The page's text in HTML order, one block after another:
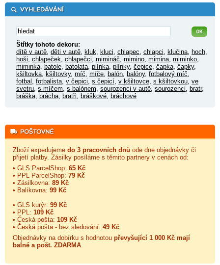
Štítky tohoto dekoru:
dítě v autě děti v autě kluk kluci chlapec chlapci klučina hoch
hoši chlapeček chlapečci mimináč mimino mimina miminko
miminka batole batolata plínka plínky, čepice čapka čapky,
kšiltovka kšiltovky, míč míče balón balóny, fotbalový míč
fotbal fotbalista v čepici s čepicí v kšiltovce s kšiltovkou ve
svetru s míčem s balónem sourozenci v autě sourozenci bratr,
bráška brácha bratři bráškové bráchové
Zboží expedujeme do 3 pracovních dnů ode dne objednávky či
přijetí platby. Zásilky posíláme s těmito partnery v cenách od:
• GLS ParcelShop: 65 Kč
• PPL ParcelShop: 79 Kč
• Zásilkovna: 89 Kč
• Balíkovna: 99 Kč
• GLS kurýr: 99 Kč
• PPL: 109 Kč
• Česká pošta: 109 Kč
• Česká pošta - bez sledování: 49 Kč
Objednávky na dobírku s hodnotou převyšující 1 000 Kč mají
balné a pošt. ZDARMA